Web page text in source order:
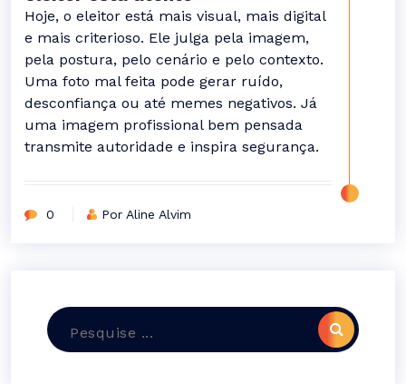
Hoje, o eleitor está mais visual, mais digital
e mais criterioso. Ele julga pela imagem,
pela postura, pelo cenário e pelo contexto.
Uma foto mal feita pode gerar ruído,
desconfiança ou até memes negativos. Já
uma imagem profissional bem pensada
transmite autoridade e inspira segurança.
0 Por Aline Alvim
Pesquisar